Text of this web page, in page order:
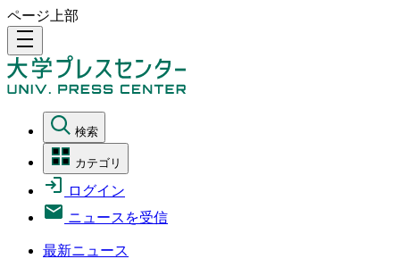
ページ上部
density_medium
検索
カテゴリ
ログイン
ニュースを受信
最新ニュース